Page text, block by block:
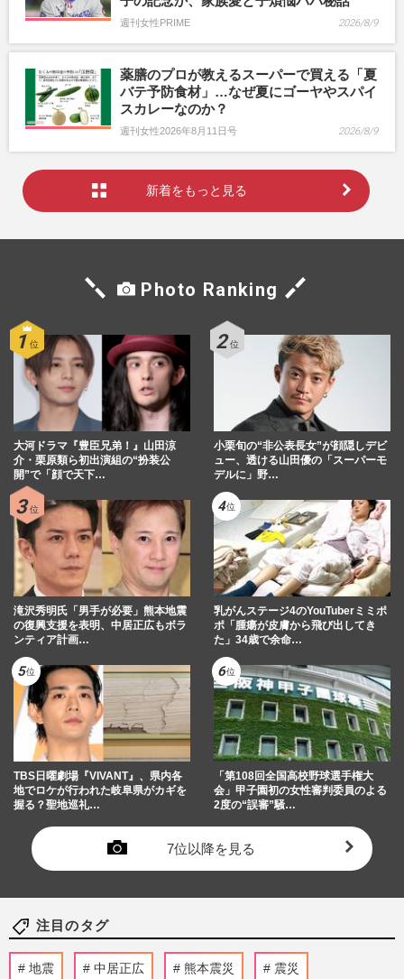
週刊女性PRIME 2026/8/9
薬膳のプロが教えるスーパーで買える「夏
バテ予防食材」…なぜ夏にゴーヤやスパイ
スカレーなのか？
週刊女性2026年8月11日号 2026/8/9
新着をもっと見る
Photo Ranking
大河ドラマ『豊臣兄弟！』山田涼
介・栗原類ら初出演組の“扮装公
開”で「顔で天下…
小栗旬の“非公表長女”が顔隠しデビ
ュー、透ける山田優の「スーパーモ
デルに」野…
滝沢秀明氏「男手が必要」熊本地震
の復興支援を表明、中居正広もボラ
ンティア計画…
乳がんステージ4のYouTuberミミポ
ポ「腫瘍が皮膚から飛び出してき
た」34歳で余命…
TBS日曜劇場『VIVANT』、県内各
地でロケが行われた岐阜県がカギを
握る？聖地巡礼…
「第108回全国高校野球選手権大
会」甲子園初の女性審判委員のよる
2度の“誤審”騒…
7位以降を見る
注目のタグ
地震 中居正広 熊本震災 震災